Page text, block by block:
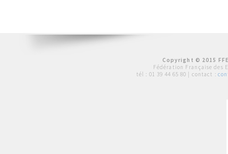
Copyright © 2015
Fédération Française des
tél : 01 39 44 65 80 | contact :